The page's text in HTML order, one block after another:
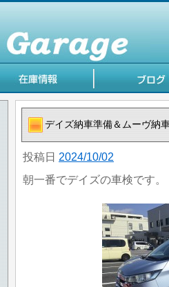
デイズ納車準備＆ムーヴ納
投稿日 2024/10/02
朝一番でデイズの車検です。